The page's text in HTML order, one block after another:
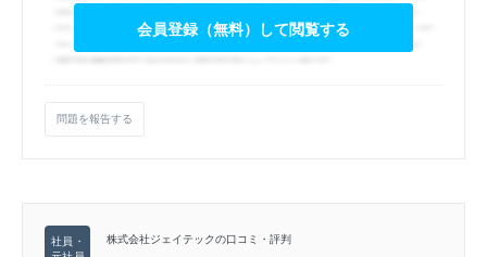
会員登録（無料）して閲覧する
問題を報告する
株式会社ジェイテックの口コミ・評判